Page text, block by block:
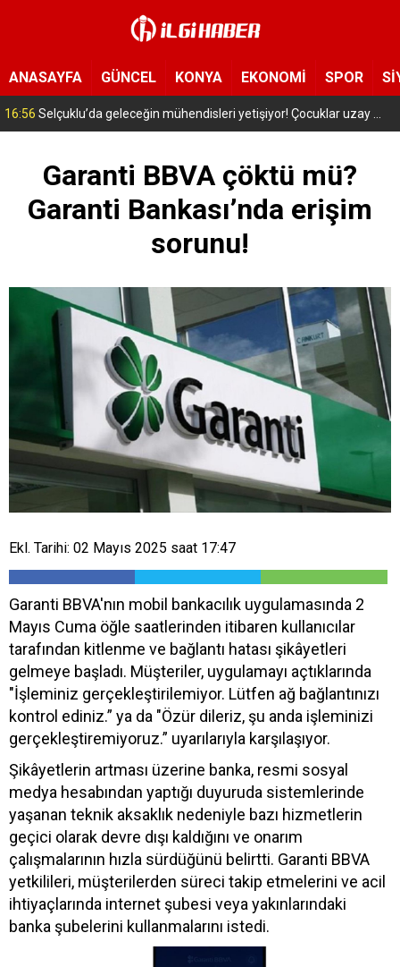
ANASAYFA GÜNCEL KONYA EKONOMİ SPOR
16:56 Selçuklu’da geleceğin mühendisleri yetişiyor! Çocuklar uzay ve havacılığa adım attı
Garanti BBVA çöktü mü?
Garanti Bankası’nda erişim
sorunu!
Ekl. Tarihi: 02 Mayıs 2025 saat 17:47
Garanti BBVA'nın mobil bankacılık uygulamasında 2
Mayıs Cuma öğle saatlerinden itibaren kullanıcılar
tarafından kitlenme ve bağlantı hatası şikâyetleri
gelmeye başladı. Müşteriler, uygulamayı açtıklarında
"İşleminiz gerçekleştirilemiyor. Lütfen ağ bağlantınızı
kontrol ediniz.” ya da "Özür dileriz, şu anda işleminizi
gerçekleştiremiyoruz.” uyarılarıyla karşılaşıyor.
Şikâyetlerin artması üzerine banka, resmi sosyal
medya hesabından yaptığı duyuruda sistemlerinde
yaşanan teknik aksaklık nedeniyle bazı hizmetlerin
geçici olarak devre dışı kaldığını ve onarım
çalışmalarının hızla sürdüğünü belirtti. Garanti BBVA
yetkilileri, müşterilerden süreci takip etmelerini ve acil
ihtiyaçlarında internet şubesi veya yakınlarındaki
banka şubelerini kullanmalarını istedi.